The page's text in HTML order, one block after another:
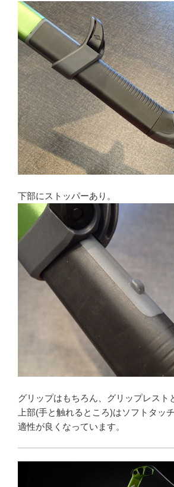
下部にストッパーあり。
グリップはもちろん、グリップレスト
上部(手と触れるところ)はソフトタッ
適性が良くなっています。